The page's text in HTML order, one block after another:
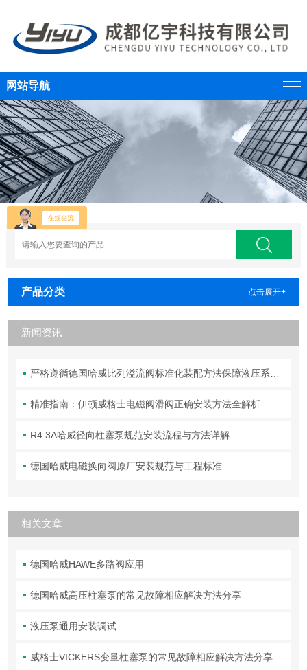
网站导航
产品分类 点击展开+
新闻资讯
严格遵循德国哈威比列溢流阀标准化装配方法保障液压系统压力调控精准可靠
精准指南：伊顿威格士电磁阀滑阀正确安装方法全解析
R4.3A哈威径向柱塞泵规范安装流程与方法详解
德国哈威电磁换向阀原厂安装规范与工程标准
相关文章
德国哈威HAWE多路阀应用
德国哈威高压柱塞泵的常见故障相应解决方法分享
液压泵通用安装调试
威格士VICKERS变量柱塞泵的常见故障相应解决方法分享